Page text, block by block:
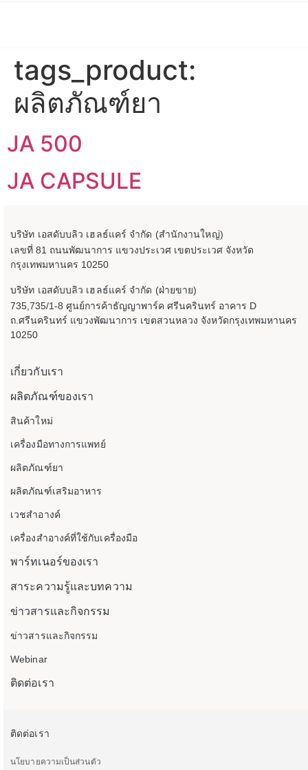
tags_product:
ผลิตภัณฑ์ยา
JA 500
JA CAPSULE
บริษัท เอสดับบลิว เฮลธ์แคร์ จำกัด (สำนักงานใหญ่)
เลขที่ 81 ถนนพัฒนาการ แขวงประเวศ เขตประเวศ จังหวัด
กรุงเทพมหานคร 10250
บริษัท เอสดับบลิว เฮลธ์แคร์ จำกัด (ฝ่ายขาย)
735,735/1-8 ศูนย์การค้าธัญญาพาร์ค ศรีนครินทร์ อาคาร D
ถ.ศรีนครินทร์ แขวงพัฒนาการ เขตสวนหลวง จังหวัดกรุงเทพมหานคร
10250
เกี่ยวกับเรา
ผลิตภัณฑ์ของเรา
สินค้าใหม่
เครื่องมือทางการแพทย์
ผลิตภัณฑ์ยา
ผลิตภัณฑ์เสริมอาหาร
เวชสำอางค์
เครื่องสำอางค์ที่ใช้กับเครื่องมือ
พาร์ทเนอร์ของเรา
สาระความรู้และบทความ
ข่าวสารและกิจกรรม
ข่าวสารและกิจกรรม
Webinar
ติดต่อเรา
ติดต่อเรา
นโยบายความเป็นส่วนตัว